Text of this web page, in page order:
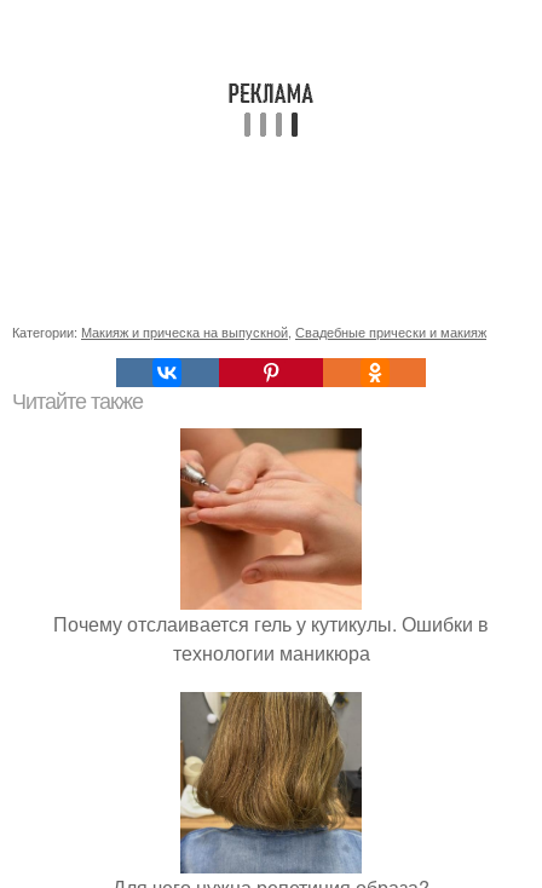
Категории: Макияж и прическа на выпускной Свадебные прически и макияж
Читайте также
Почему отслаивается гель у кутикулы. Ошибки в
технологии маникюра